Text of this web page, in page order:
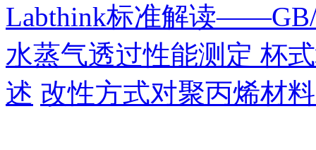
Labthink标准解读——GB/
水蒸气透过性能测定 杯
述 改性方式对聚丙烯材